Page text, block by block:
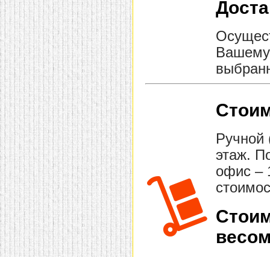
Вашему
Ручной
этаж.
офис –